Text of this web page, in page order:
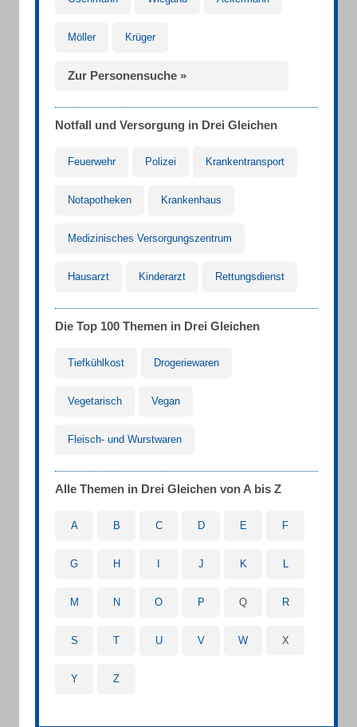
Möller Krüger
Zur Personensuche »
Notfall und Versorgung in Drei Gleichen
Feuerwehr Polizei Krankentransport
Notapotheken Krankenhaus
Medizinisches Versorgungszentrum
Hausarzt Kinderarzt Rettungsdienst
Die Top 100 Themen in Drei Gleichen
Tiefkühlkost Drogeriewaren
Vegetarisch Vegan
Fleisch- und Wurstwaren
Alle Themen in Drei Gleichen von A bis Z
A B C D E F
G H J K L
M N O P Q R
S T U V W X
Y Z